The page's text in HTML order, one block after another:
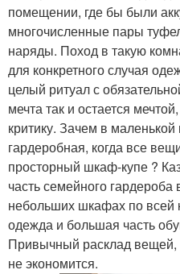
помещении, где бы были
многочисленные пары
наряды. Поход в такую
для конкретного случая
целый ритуал с
мечта так и остается
критику. Зачем в маленькой
гардеробная, когда все
просторный шкаф-купе ?
часть семейного гардероба
небольших шкафах по всей
одежда и большая часть
Привычный расклад вещей,
не экономится.